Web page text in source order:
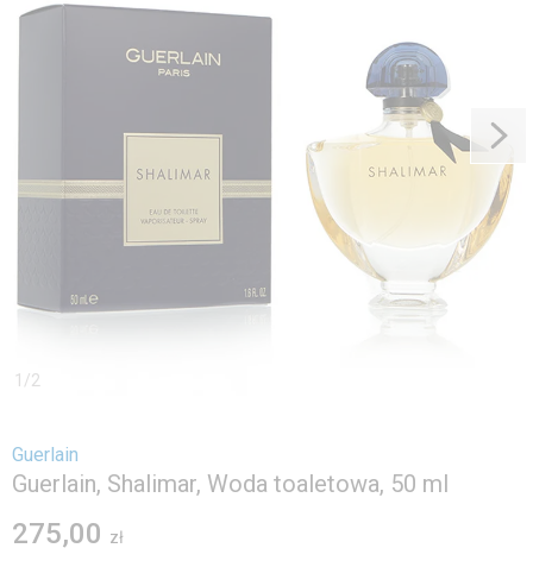
Po zmianie kraju część produktów może zostać usunięta z
1 /2
Guerlain
Guerlain, Shalimar, Woda toaletowa, 50 ml
275,00 zł